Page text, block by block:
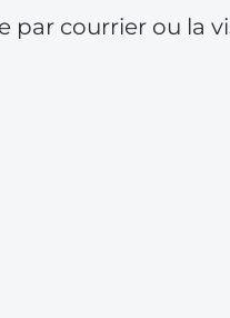
par courrier ou la